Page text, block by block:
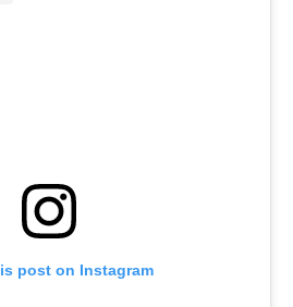
post on Instagram